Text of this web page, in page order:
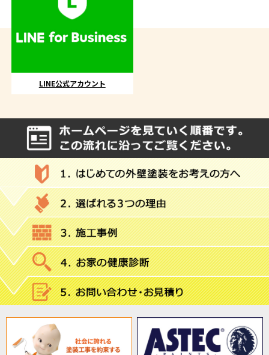
LINE公式アカウント